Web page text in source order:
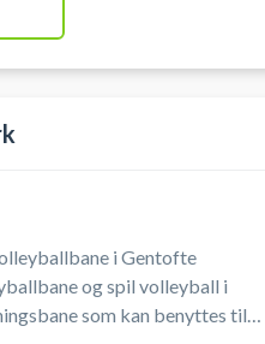
i Gentofte
og spil volleyball i
som kan benyttes til